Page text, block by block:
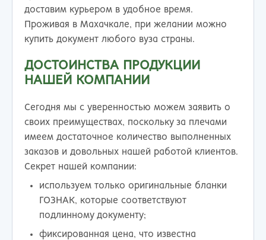
доставим курьером в удобное время.
Проживая в Махачкале, при желании можно
купить документ любого вуза страны.
ДОСТОИНСТВА ПРОДУКЦИИ
НАШЕЙ КОМПАНИИ
Сегодня мы с уверенностью можем заявить о
своих преимуществах, поскольку за плечами
имеем достаточное количество выполненных
заказов и довольных нашей работой клиентов.
Секрет нашей компании:
используем только оригинальные бланки
ГОЗНАК, которые соответствуют
подлинному документу;
фиксированная цена, что известна